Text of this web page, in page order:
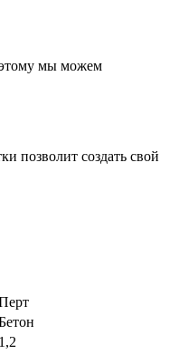
мы можем
позволит создать свой
1,2